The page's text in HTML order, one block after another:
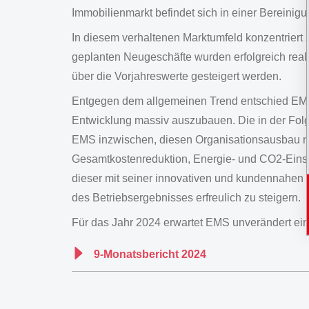
Immobilienmarkt befindet sich in einer
In diesem verhaltenen Marktumfeld
geplanten Neugeschäfte wurden erfolgreich
über die Vorjahreswerte gesteigert werden.
Entgegen dem allgemeinen Trend entschied
Entwicklung massiv auszubauen. Die in der
EMS inzwischen, diesen Organisationsausbau
Gesamtkostenreduktion, Energie- und CO2-
dieser mit seiner innovativen und
des Betriebsergebnisses erfreulich zu steigern.
Für das Jahr 2024 erwartet EMS unverändert
9-Monatsbericht 2024